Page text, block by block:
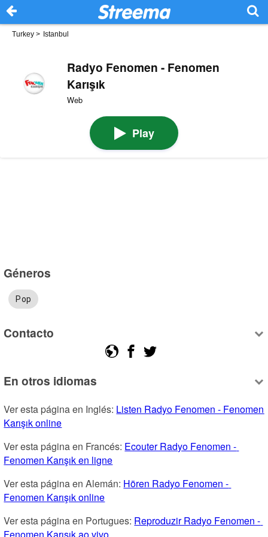
Turkey > Istanbul
Radyo Fenomen - Fenomen
Karışık
Web
Play
Géneros
Pop
Contacto
En otros idiomas
Ver esta página en Inglés: Listen Radyo Fenomen - Fenomen
Karışık online
Ver esta página en Francés: Ecouter Radyo Fenomen -
Fenomen Karışık en ligne
Ver esta página en Alemán: Hören Radyo Fenomen -
Fenomen Karışık online
Ver esta página en Portugues: Reproduzir Radyo Fenomen -
Fenomen Karışık ao vivo